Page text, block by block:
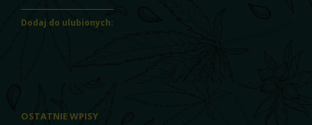
Dodaj do ulubionych:
OSTATNIE WPISY